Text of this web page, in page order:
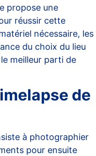
propose une
réussir cette
nécessaire, les
du choix du lieu
meilleur parti de
de
à photographier
pour ensuite